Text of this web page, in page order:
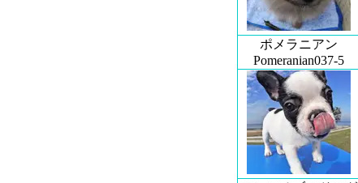
ポメラニアン
Pomeranian037-5